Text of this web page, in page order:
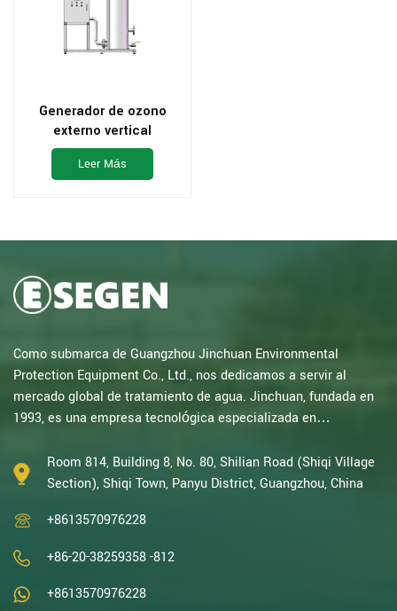
Generador de ozono
externo vertical
pequeño con fuente de
oxígeno
Leer Más
Como submarca de Guangzhou Jinchuan Environmental
Protection Equipment Co., Ltd., nos dedicamos a servir al
mercado global de tratamiento de agua. Jinchuan, fundada en
1993, es una empresa tecnológica especializada en
oxidación catalítica, electrólisis, desinfección, I+D, diseño y
fabricación de equipos electroquímicos y de tratamiento de
China en este campo y hemos sido reconocid...
Room 814, Building 8, No. 80, Shilian Road (Shiqi Village
Section), Shiqi Town, Panyu District, Guangzhou, China
+8613570976228
+86-20-38259358 -812
+8613570976228